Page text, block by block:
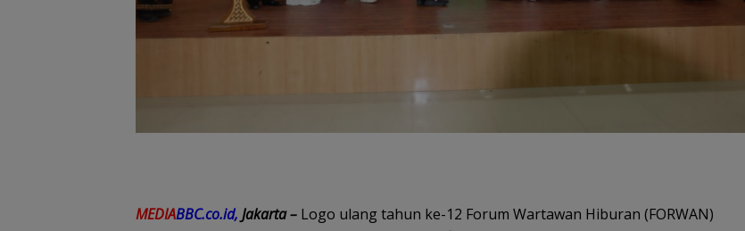
MEDIABBC.co.id, Jakarta – Logo ulang tahun ke-12 Forum Wartawan Hiburan (FORWAN)